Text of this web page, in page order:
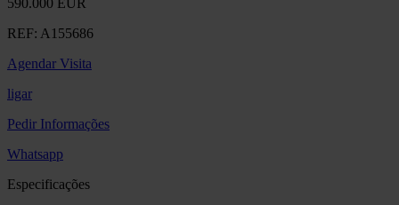
REF: A155686
Agendar Visita
ligar
Pedir Informações
Whatsapp
Especificações